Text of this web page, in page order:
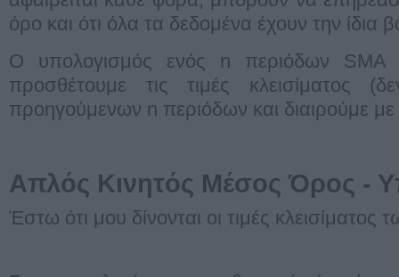
όρο και ότι όλα τα δεδομένα έχουν την ίδια
Ο υπολογισμός ενός n περιόδων SMA
προσθέτουμε τις τιμές κλεισίματος
προηγούμενων n περιόδων και διαιρούμε με
Απλός Κινητός Μέσος Όρος -
Έστω ότι μου δίνονται οι τιμές